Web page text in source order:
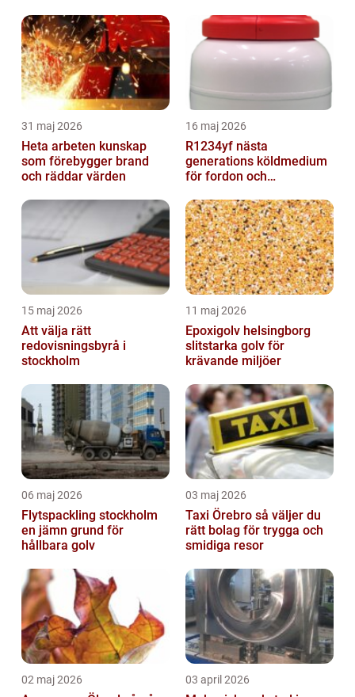
31 maj 2026
Heta arbeten kunskap
som förebygger brand
och räddar värden
16 maj 2026
R1234yf nästa
generations köldmedium
för fordon och
15 maj 2026
Att välja rätt
redovisningsbyrå i
stockholm
11 maj 2026
Epoxigolv helsingborg
slitstarka golv för
krävande miljöer
06 maj 2026
Flytspackling stockholm
en jämn grund för
hållbara golv
03 maj 2026
Taxi Örebro så väljer du
rätt bolag för trygga och
smidiga resor
02 maj 2026 03 april 2026